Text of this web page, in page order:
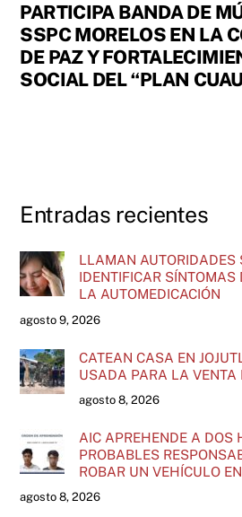
PARTICIPA BANDA DE
SSPC MORELOS EN LA
DE PAZ Y
SOCIAL DEL “PLAN
Entradas recientes
LLAMAN AUTORIDADES
IDENTIFICAR SÍNTOMAS
LA AUTOMEDICACIÓN
agosto 9, 2026
CATEAN CASA EN
USADA PARA LA VENTA
agosto 8, 2026
AIC APREHENDE A DOS
PROBABLES
ROBAR UN VEHÍCULO
agosto 8, 2026